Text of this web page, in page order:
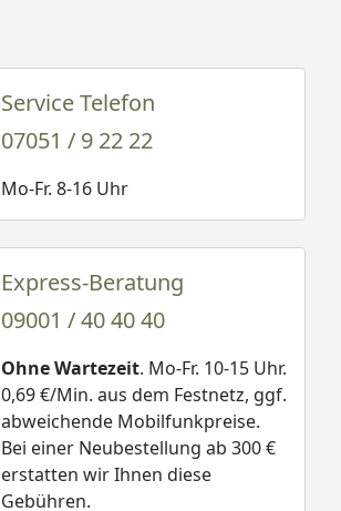
Service Telefon
07051 / 9 22 22
Mo-Fr. 8-16 Uhr
Express-Beratung
09001 / 40 40 40
Ohne Wartezeit. Mo-Fr. 10-15 Uhr.
0,69 €/Min. aus dem Festnetz, ggf.
abweichende Mobilfunkpreise.
Bei einer Neubestellung ab 300 €
erstatten wir Ihnen diese
Gebühren.